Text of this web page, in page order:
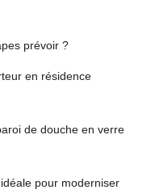
prévoir ?
en résidence
de douche en verre
pour moderniser